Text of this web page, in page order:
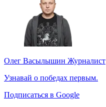
Олег Васылышин Журналист
Узнавай о победах первым.
Подписаться в Google